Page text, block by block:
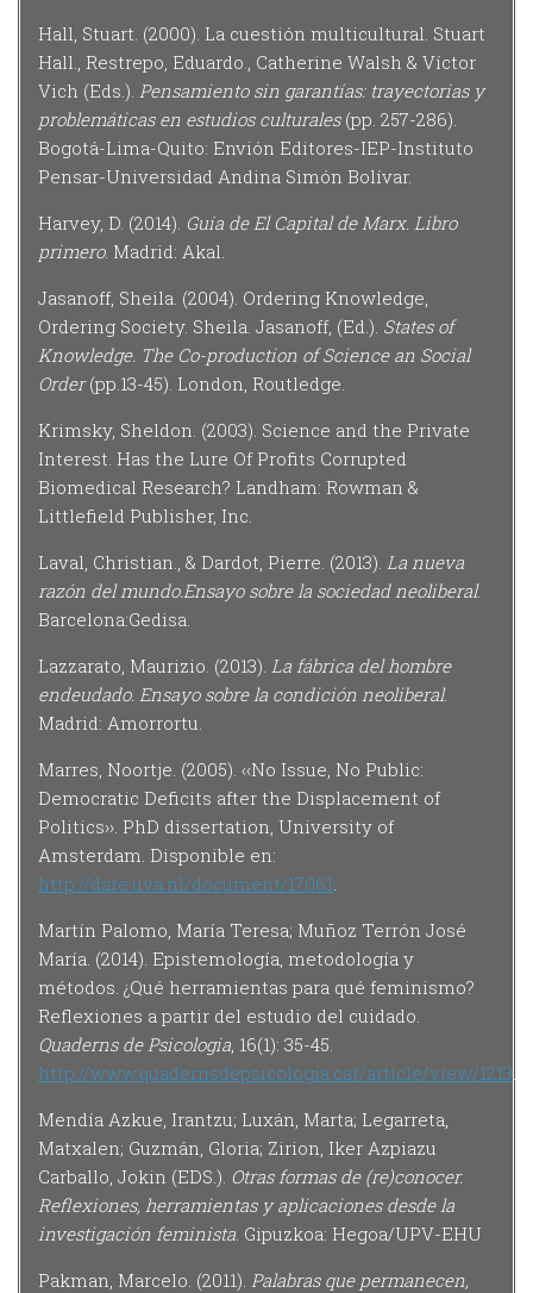
Hall, Stuart. (2000). La cuestión multicultural. Stuart
Hall., Restrepo, Eduardo., Catherine Walsh & Víctor
Vich (Eds.). Pensamiento sin garantías: trayectorias y
problemáticas en estudios culturales(pp. 257-286).
Bogotá-Lima-Quito: Envión Editores-IEP-Instituto
Pensar-Universidad Andina Simón Bolívar.
Harvey, D. (2014). Guía de El Capital de Marx. Libro
primero. Madrid: Akal.
Jasanoff, Sheila. (2004). Ordering Knowledge,
Ordering Society. Sheila. Jasanoff, (Ed.). States of
Knowledge. The Co-production of Science an Social
Order(pp.13-45). London, Routledge.
Krimsky, Sheldon. (2003). Science and the Private
Interest. Has the Lure Of Profits Corrupted
Biomedical Research? Landham: Rowman &
Littlefield Publisher, Inc.
Laval, Christian., & Dardot, Pierre. (2013). La nueva
razón del mundo.Ensayo sobre la sociedad neoliberal.
Barcelona:Gedisa.
Lazzarato, Maurizio. (2013). La fábrica del hombre
endeudado. Ensayo sobre la condición neoliberal.
Madrid: Amorrortu.
Marres, Noortje. (2005). ‹‹No Issue, No Public:
Democratic Deficits after the Displacement of
Politics››. PhD dissertation, University of
Amsterdam. Disponible en:
http://dare.uva.nl/document/17061
Martín Palomo, María Teresa; Muñoz Terrón José
María. (2014). Epistemología, metodología y
métodos. ¿Qué herramientas para qué feminismo?
Reflexiones a partir del estudio del cuidado.
Quaderns de Psicologia , 16(1): 35-45.
http://www.quadernsdepsicologia.cat/article/view/1213
Mendía Azkue, Irantzu; Luxán, Marta; Legarreta,
Matxalen; Guzmán, Gloria; Zirion, Iker Azpiazu
Carballo, Jokin (EDS.). Otras formas de (re)conocer.
Reflexiones, herramientas y aplicaciones desde la
investigación feminista . Gipuzkoa: Hegoa/UPV-EHU
Pakman, Marcelo. (2011). Palabras que permanecen,